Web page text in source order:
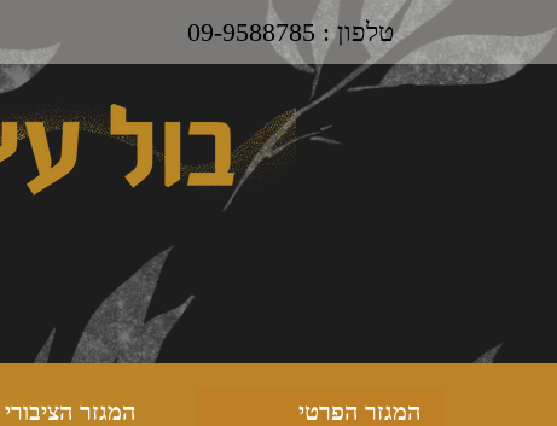
טלפון : 09-9588785
המגזר הפרטי המגזר הציבורי